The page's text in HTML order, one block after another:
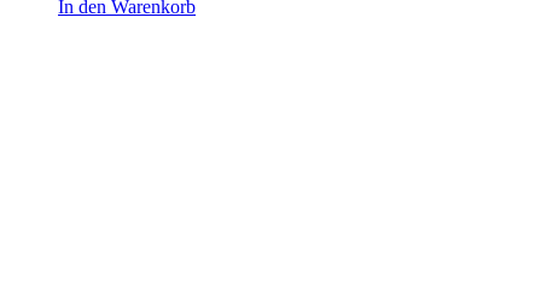
In den Warenkorb